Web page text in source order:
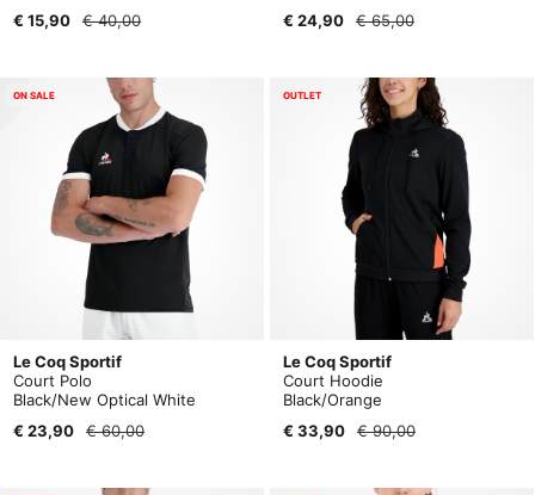
€ 15,90
€ 40,00
€ 24,90
€ 65,00
ON SALE
Le Coq Sportif
Court Polo
Black/New Optical White
€ 23,90
€ 60,00
OUTLET
Le Coq Sportif
Court Hoodie
Black/Orange
€ 33,90
€ 90,00